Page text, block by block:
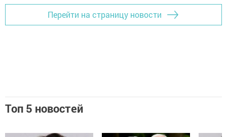
Перейти на страницу новости
Топ 5 новостей